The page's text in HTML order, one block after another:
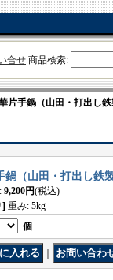
合せ 商品検索:
片手鍋（山田・打出し
鍋（山田・打出し鉄
: 9,200円(税込)
重み: 5kg
個